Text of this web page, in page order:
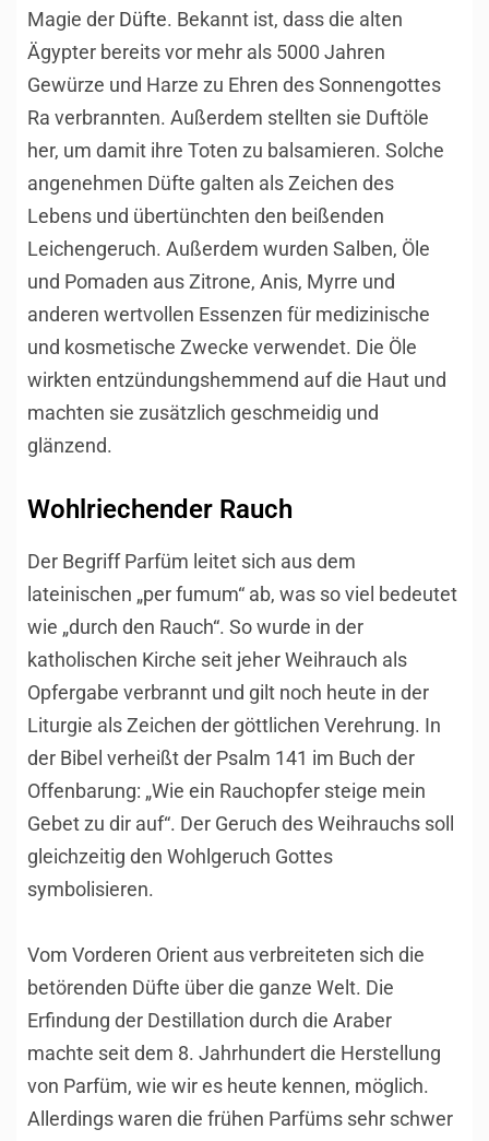
Magie der Düfte. Bekannt ist, dass die alten
Ägypter bereits vor mehr als 5000 Jahren
Gewürze und Harze zu Ehren des Sonnengottes
Ra verbrannten. Außerdem stellten sie Duftöle
her, um damit ihre Toten zu balsamieren. Solche
angenehmen Düfte galten als Zeichen des
Lebens und übertünchten den beißenden
Leichengeruch. Außerdem wurden Salben, Öle
und Pomaden aus Zitrone, Anis, Myrre und
anderen wertvollen Essenzen für medizinische
und kosmetische Zwecke verwendet. Die Öle
wirkten entzündungshemmend auf die Haut und
machten sie zusätzlich geschmeidig und
glänzend.
Wohlriechender Rauch
Der Begriff Parfüm leitet sich aus dem
lateinischen „per fumum“ ab, was so viel bedeutet
wie „durch den Rauch“. So wurde in der
katholischen Kirche seit jeher Weihrauch als
Opfergabe verbrannt und gilt noch heute in der
Liturgie als Zeichen der göttlichen Verehrung. In
der Bibel verheißt der Psalm 141 im Buch der
Offenbarung: „Wie ein Rauchopfer steige mein
Gebet zu dir auf“. Der Geruch des Weihrauchs soll
gleichzeitig den Wohlgeruch Gottes
symbolisieren.
Vom Vorderen Orient aus verbreiteten sich die
betörenden Düfte über die ganze Welt. Die
Erfindung der Destillation durch die Araber
machte seit dem 8. Jahrhundert die Herstellung
von Parfüm, wie wir es heute kennen, möglich.
Allerdings waren die frühen Parfüms sehr schwer